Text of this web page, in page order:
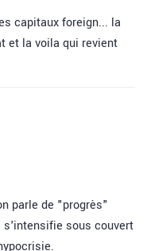
capitaux foreign... la
et la voila qui revient
parle de "progrès"
s'intensifie sous couvert